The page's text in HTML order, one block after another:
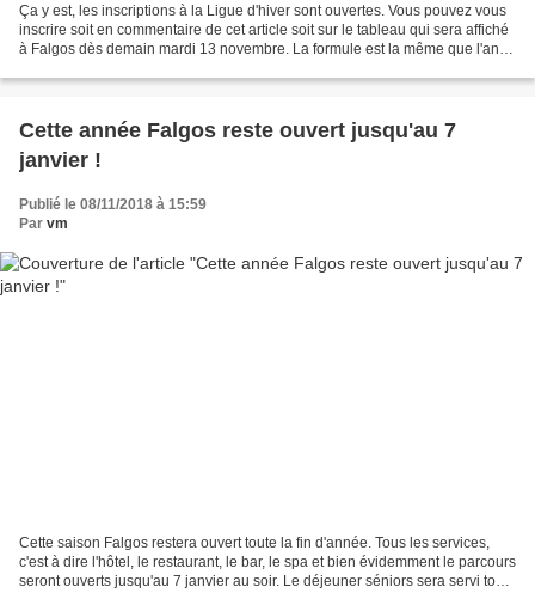
Ça y est, les inscriptions à la Ligue d'hiver sont ouvertes. Vous pouvez vous
inscrire soit en commentaire de cet article soit sur le tableau qui sera affiché
à Falgos dès demain mardi 13 novembre. La formule est la même que l'an
Cette année Falgos reste ouvert jusqu'au 7
janvier !
Publié le 08/11/2018 à 15:59
Par vm
Cette saison Falgos restera ouvert toute la fin d'année. Tous les services,
c'est à dire l'hôtel, le restaurant, le bar, le spa et bien évidemment le parcours
seront ouverts jusqu'au 7 janvier au soir. Le déjeuner séniors sera servi tous